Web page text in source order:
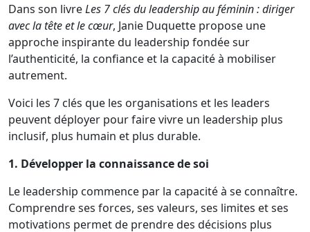
Dans son livreLes 7 clés du leadership au féminin : diriger
avec la tête et le cœur, Janie Duquette propose une
approche inspirante du leadership fondée sur
l’authenticité, la confiance et la capacité à mobiliser
autrement.
Voici les 7 clés que les organisations et les leaders
peuvent déployer pour faire vivre un leadership plus
inclusif, plus humain et plus durable.
1. Développer la connaissance de soi
Le leadership commence par la capacité à se connaître.
Comprendre ses forces, ses valeurs, ses limites et ses
motivations permet de prendre des décisions plus